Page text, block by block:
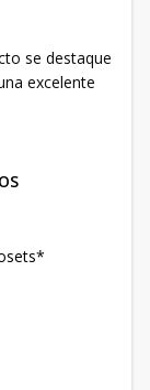
se destaque
excelente